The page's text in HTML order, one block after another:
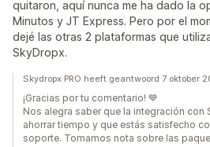
quitaron, aquí nunca me ha dado la
Minutos y JT Express. Pero por el
dejé las otras 2 plataformas que
SkyDropx.
Skydropx PRO heeft geantwoord 7 oktober
¡Gracias por tu comentario! 💙
Nos alegra saber que la integración con
ahorrar tiempo y que estás satisfecho
soporte. Tomamos nota sobre las